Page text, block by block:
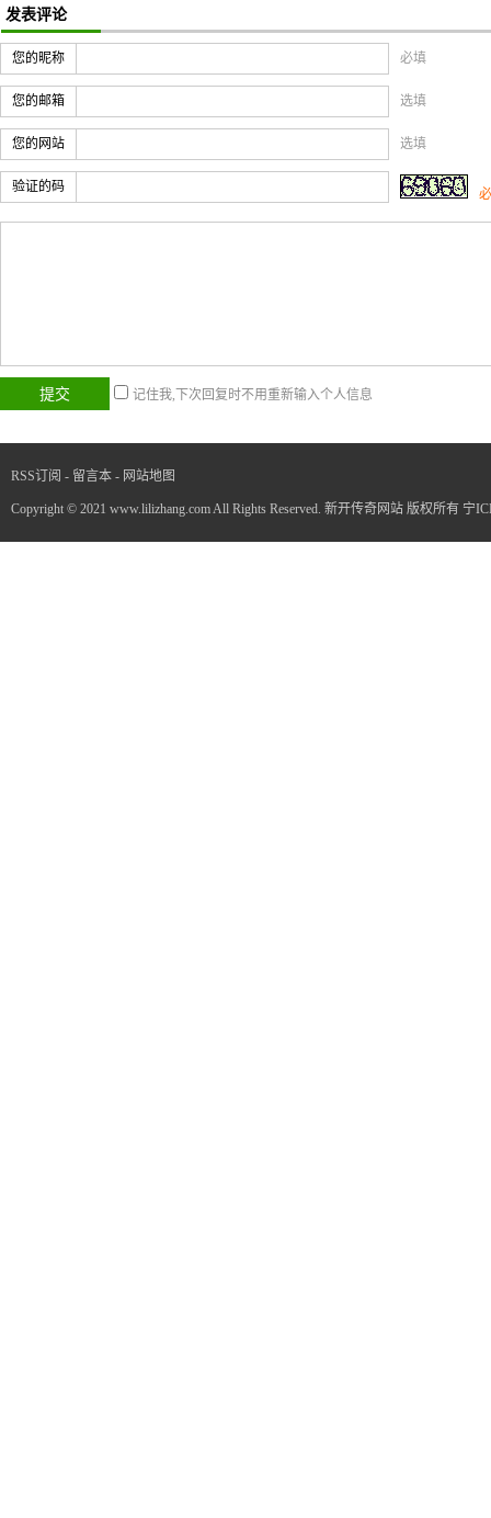
发表评论
您的昵称 必填
您的邮箱 选填
您的网站 选填
验证的码
记住我,下次回复时不用重新输入个人信息
RSS订阅 - 留言本 - 网站地图
Copyright © 2021 www.lilizhang.com All Rights Reserved. 新开传奇网站 版权所有 宁